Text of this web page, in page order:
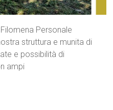
Personale
struttura e munita di
e possibilità di
ampi